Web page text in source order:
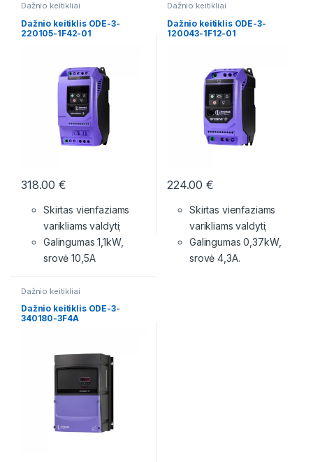
Dažnio keitikliai
Dažnio keitiklis ODE-3-
220105-1F42-01
318.00€
Skirtas vienfaziams
varikliams valdyti;
Galingumas 1,1kW,
srovė 10,5A
Dažnio keitikliai
Dažnio keitiklis ODE-3-
120043-1F12-01
224.00€
Skirtas vienfaziams
varikliams valdyti;
Galingumas 0,37kW,
srovė 4,3A.
Dažnio keitikliai
Dažnio keitiklis ODE-3-
340180-3F4A